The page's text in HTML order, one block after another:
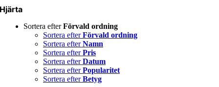
Hjärta
Sortera efterFörvald ordning
Sortera efterFörvald ordning
Sortera efterNamn
Sortera efterPris
Sortera efterDatum
Sortera efterPopularitet
Sortera efterBetyg